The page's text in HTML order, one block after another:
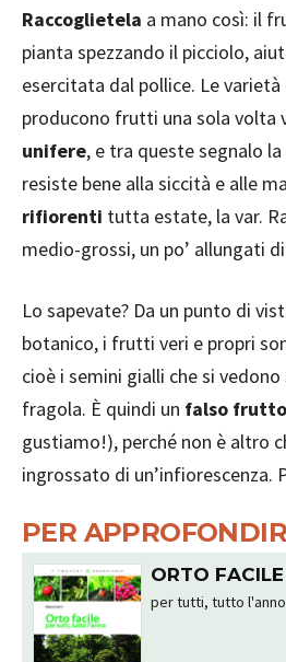
Raccoglietela a mano così: il
pianta spezzando il picciolo,
esercitata dal pollice. Le
producono frutti una sola volta
unifere, e tra queste segnalo
resiste bene alla siccità e alle
rifiorenti tutta estate, la var.
medio-grossi, un po’ allungati
Lo sapevate? Da un punto di
botanico, i frutti veri e propri
cioè i semini gialli che si
fragola. È quindi un falso frutto
gustiamo!), perché non è altro
ingrossato di un’infiorescenza.
PER
ORTO FACILE
per tutti, tutto l'anno